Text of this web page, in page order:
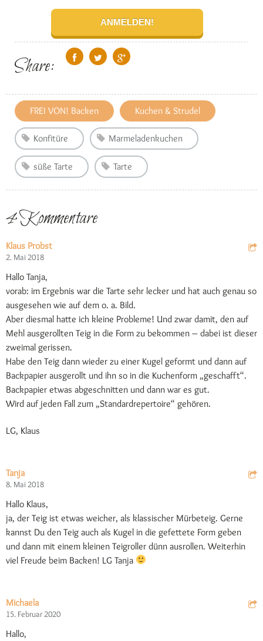
Share:
FREI VON! Backen Kuchen & Strudel
Konfitüre Marmeladenkuchen
süße Tarte Tarte
4 Kommentare
Klaus Probst
2. Mai 2018
Hallo Tanja,
vorab: im Ergebnis war die Tarte sehr lecker und hat auch genau so
ausgesehen wie auf dem o. a. Bild.
Aber diesmal hatte ich kleine Probleme! Und zwar damit, den auf
Mehl ausgerollten Teig in die Form zu bekommen – dabei ist dieser
zweimal gerissen.
Habe den Teig dann wieder zu einer Kugel geformt und dann auf
Backpapier ausgerollt und ihn so in die Kuchenform „geschafft“.
Backpapier etwas abgeschnitten und dann war es gut.
Wird auf jeden Fall zum „Standardrepertoire“ gehören.
LG, Klaus
Tanja
8. Mai 2018
Hallo Klaus,
ja, der Teig ist etwas weicher, als klassischer Mürbeteig. Gerne
kannst Du den Teig auch als Kugel in die gefettete Form geben
und dann mit einem kleinen Teigroller dünn ausrollen. Weiterhin
viel Freude beim Backen! LG Tanja
Michaela
15. Februar 2020
Hallo,